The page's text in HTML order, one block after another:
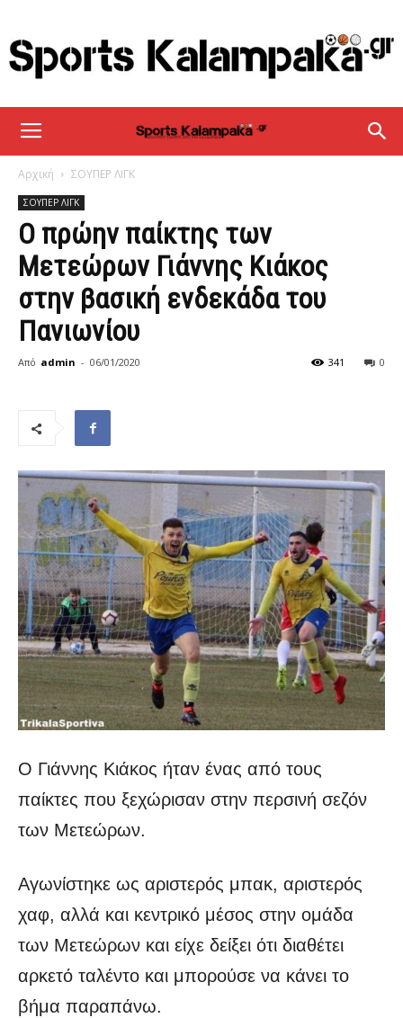
sportskalampaka
Αρχική ΣΟΥΠΕΡ ΛΙΓΚ
ΣΟΥΠΕΡ ΛΙΓΚ
Ο πρώην παίκτης των
Μετεώρων Γιάννης Κιάκος
στην βασική ενδεκάδα του
Πανιωνίου
Από admin - 06/01/2020 0
341
Ο Γιάννης Κιάκος ήταν ένας από τους
παίκτες που ξεχώρισαν στην περσινή σεζόν
των Μετεώρων.
Αγωνίστηκε ως αριστερός μπακ, αριστερός
χαφ, αλλά και κεντρικό μέσος στην ομάδα
των Μετεώρων και είχε δείξει ότι διαθέτει
αρκετό ταλέντο και μπορούσε να κάνει το
βήμα παραπάνω.